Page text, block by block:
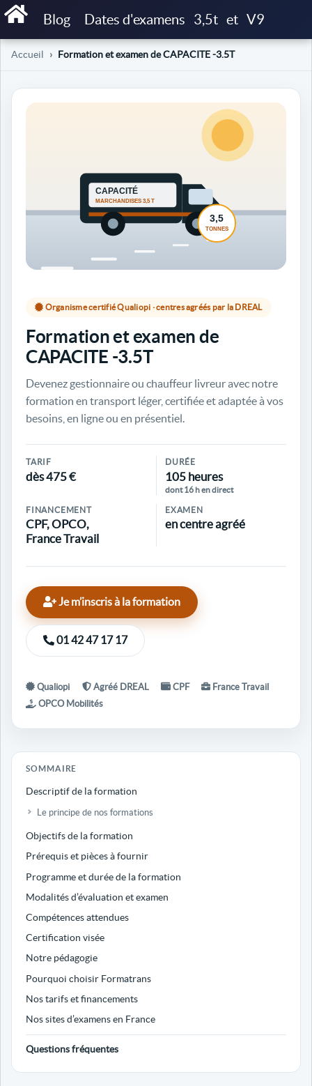
Blog Dates d'examens 3,5t et V9
Accueil Formation et examen de CAPACITE -3.5T
Organisme certifié Qualiopi · centres agréés par la DREAL
Formation et examen de
CAPACITE -3.5T
Devenez gestionnaire ou chauffeur livreur avec notre
formation en transport léger, certifiée et adaptée à vos
besoins, en ligne ou en présentiel.
TARIF
dès 475 €
DURÉE
105 heures
dont 16 h en direct
FINANCEMENT
CPF, OPCO,
France Travail
EXAMEN
en centre agréé
Je m’inscris à la formation
01 42 47 17 17
Qualiopi Agréé DREAL CPF
France Travail
OPCO Mobilités
SOMMAIRE
Descriptif de la formation
Le principe de nos formations
Objectifs de la formation
Prérequis et pièces à fournir
Programme et durée de la formation
Modalités d’évaluation et examen
Compétences attendues
Certification visée
Notre pédagogie
Pourquoi choisir Formatrans
Nos tarifs et financements
Nos sites d’examens en France
Questions fréquentes